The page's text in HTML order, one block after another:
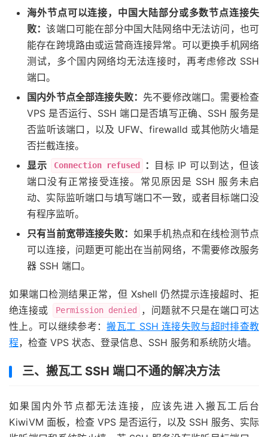
海外节点可以连接，中国大陆部分或多数节点连接失
败：该端口可能在部分中国大陆网络中无法访问，也可
能存在跨境路由或运营商连接异常。可以更换手机网络
测试，多个国内网络均无法连接时，再考虑修改 SSH
端口。
国内外节点全部连接失败： 先不要修改端口。需要检查
VPS 是否运行、SSH 端口是否填写正确、SSH 服务是
否监听该端口，以及 UFW、firewalld 或其他防火墙是
否拦截连接。
显示
Connection refused ：
目标 IP 可以到达，但该
端口没有正常接受连接。常见原因是 SSH 服务未启
动、实际监听端口与填写端口不一致，或者目标端口没
有程序监听。
只有当前宽带连接失败： 如果手机热点和在线检测节点
可以连接，问题更可能出在当前网络，不需要修改服务
器 SSH 端口。
如果端口检测结果正常，但 Xshell 仍然提示连接超时、拒
绝连接或
Permission denied
，问题就不只是在端口可达
性上。可以继续参考：搬瓦工 SSH 连接失败与超时排查教
程，检查 VPS 状态、登录信息、SSH 服务和系统防火墙。
三、搬瓦工 SSH 端口不通的解决方法
如果国内外节点都无法连接，应该先进入搬瓦工后台
KiwiVM 面板，检查 VPS 是否运行，以及 SSH 服务、实际